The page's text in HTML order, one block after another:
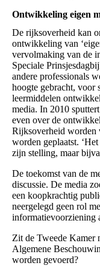
Ontwikkeling eigen
De rijksoverheid kan
ontwikkeling van
vervolmaking van de
Speciale
andere professionals
hoogte gebracht, voor
leermiddelen
media. In 2010
even over de
Rijksoverheid worden
worden geplaatst.
zijn stelling, maar
De toekomst van de
discussie. De media
een koopkrachtig
neergelegd geen rol
informatievoorziening
Zit de Tweede Kamer
Algemene
worden gevoerd?